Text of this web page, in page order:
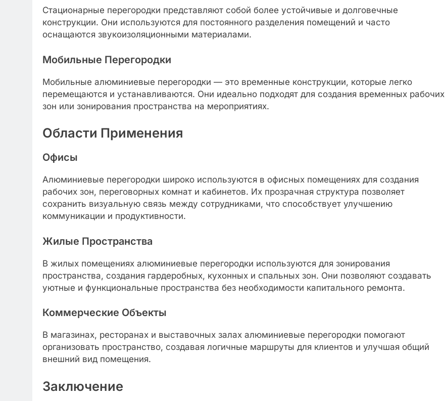
Стационарные перегородки представляют собой более устойчивые и долговечные
конструкции. Они используются для постоянного разделения помещений и часто
оснащаются звукоизоляционными материалами.
Мобильные Перегородки
Мобильные алюминиевые перегородки — это временные конструкции, которые легко
перемещаются и устанавливаются. Они идеально подходят для создания временных рабочих
зон или зонирования пространства на мероприятиях.
Области Применения
Офисы
Алюминиевые перегородки широко используются в офисных помещениях для создания
рабочих зон, переговорных комнат и кабинетов. Их прозрачная структура позволяет
сохранить визуальную связь между сотрудниками, что способствует улучшению
коммуникации и продуктивности.
Жилые Пространства
В жилых помещениях алюминиевые перегородки используются для зонирования
пространства, создания гардеробных, кухонных и спальных зон. Они позволяют создавать
уютные и функциональные пространства без необходимости капитального ремонта.
Коммерческие Объекты
В магазинах, ресторанах и выставочных залах алюминиевые перегородки помогают
организовать пространство, создавая логичные маршруты для клиентов и улучшая общий
внешний вид помещения.
Заключение